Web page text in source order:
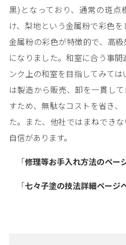
黒)となっており、通常の斑点
け、梨地という金属粉で彩色
金属粉の彩色が特徴的で、高
になりました。和室に合う事
ンク上の和室を目指してみて
は製造から販売、卸を一貫し
すため、無駄なコストを省き
た。また、他社ではまねでき
自信があります。
「修理等お手入れ方法のペー
「七々子塗の技法詳細ページ